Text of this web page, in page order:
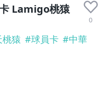
Lamigo桃猿
0
猿 #球員卡 #中華